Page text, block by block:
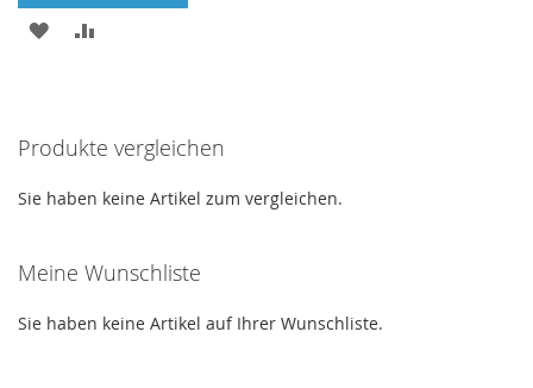
ZUR
Produkte vergleichen
Sie haben keine Artikel zum vergleichen.
Meine Wunschliste
Sie haben keine Artikel auf Ihrer Wunschliste.